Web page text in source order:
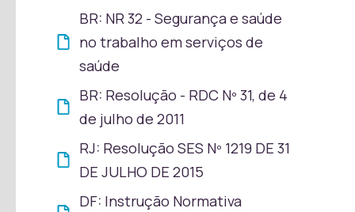
BR: NR 32 - Segurança e saúde
no trabalho em serviços de
saúde
BR: Resolução - RDC Nº 31, de 4
de julho de 2011
RJ: Resolução SES Nº 1219 DE 31
DE JULHO DE 2015
DF: Instrução Normativa